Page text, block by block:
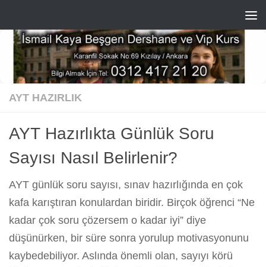
AYT HAZIRLIK
AYT Hazırlıkta Günlük Soru
Sayısı Nasıl Belirlenir?
AYT günlük soru sayısı, sınav hazırlığında en çok
kafa karıştıran konulardan biridir. Birçok öğrenci “Ne
kadar çok soru çözersem o kadar iyi” diye
düşünürken, bir süre sonra yorulup motivasyonunu
kaybedebiliyor. Aslında önemli olan, sayıyı körü